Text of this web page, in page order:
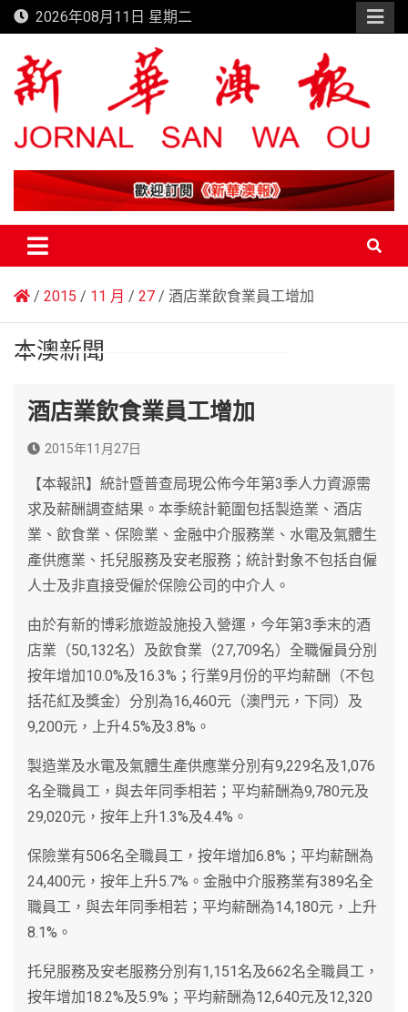
Skip
to
content
2026年08月11日 星期二
新華澳報
2015 11 月 27 酒店業飲食業員工增加
本澳新聞
酒店業飲食業員工增加
2015年11月27日
【本報訊】統計暨普查局現公佈今年第3季人力資源需
求及薪酬調查結果。本季統計範圍包括製造業、酒店
業、飲食業、保險業、金融中介服務業、水電及氣體生
產供應業、托兒服務及安老服務；統計對象不包括自僱
人士及非直接受僱於保險公司的中介人。
由於有新的博彩旅遊設施投入營運，今年第3季末的酒
店業（50,132名）及飲食業（27,709名）全職僱員分別
按年增加10.0%及16.3%；行業9月份的平均薪酬（不包
括花紅及獎金）分別為16,460元（澳門元，下同）及
9,200元，上升4.5%及3.8%。
製造業及水電及氣體生產供應業分別有9,229名及1,076
名全職員工，與去年同季相若；平均薪酬為9,780元及
29,020元，按年上升1.3%及4.4%。
保險業有506名全職員工，按年增加6.8%；平均薪酬為
24,400元，按年上升5.7%。金融中介服務業有389名全
職員工，與去年同季相若；平均薪酬為14,180元，上升
8.1%。
托兒服務及安老服務分別有1,151名及662名全職員工，
按年增加18.2%及5.9%；平均薪酬為12,640元及12,320